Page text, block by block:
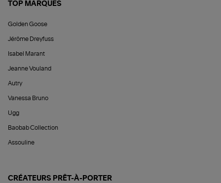
TOP MARQUES
Golden Goose
Jérôme Dreyfuss
Isabel Marant
Jeanne Vouland
Autry
Vanessa Bruno
Ugg
Baobab Collection
Assouline
CRÉATEURS PRÊT-À-PORTER